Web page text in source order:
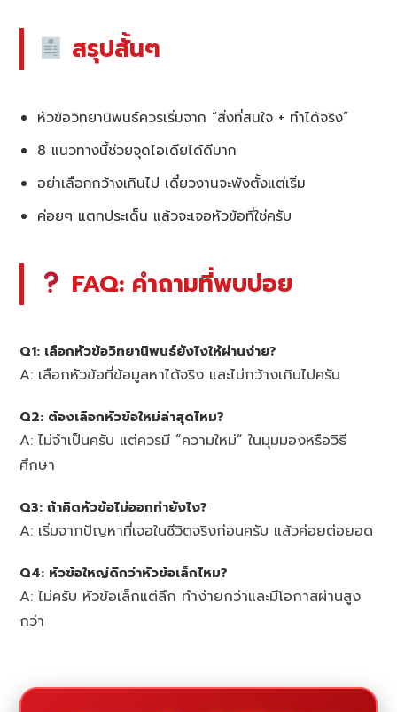
สรุปสั้นๆ
หัวข้อวิทยานิพนธ์ควรเริ่มจาก “สิ่งที่สนใจ + ทำได้จริง”
8 แนวทางนี้ช่วยจุดไอเดียได้ดีมาก
อย่าเลือกกว้างเกินไป เดี๋ยวงานจะพังตั้งแต่เริ่ม
ค่อยๆ แตกประเด็น แล้วจะเจอหัวข้อที่ใช่ครับ
FAQ: คำถามที่พบบ่อย
Q1: เลือกหัวข้อวิทยานิพนธ์ยังไงให้ผ่านง่าย?
A: เลือกหัวข้อที่ข้อมูลหาได้จริง และไม่กว้างเกินไปครับ
Q2: ต้องเลือกหัวข้อใหม่ล่าสุดไหม?
A: ไม่จำเป็นครับ แต่ควรมี “ความใหม่” ในมุมมองหรือวิธี
ศึกษา
Q3: ถ้าคิดหัวข้อไม่ออกทำยังไง?
A: เริ่มจากปัญหาที่เจอในชีวิตจริงก่อนครับ แล้วค่อยต่อยอด
Q4: หัวข้อใหญ่ดีกว่าหัวข้อเล็กไหม?
A: ไม่ครับ หัวข้อเล็กแต่ลึก ทำง่ายกว่าและมีโอกาสผ่านสูง
กว่า